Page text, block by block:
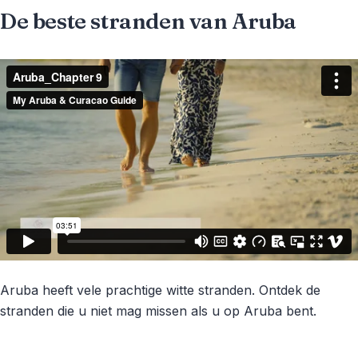
De beste stranden van Aruba
Aruba heeft vele prachtige witte stranden. Ontdek de
stranden die u niet mag missen als u op Aruba bent.